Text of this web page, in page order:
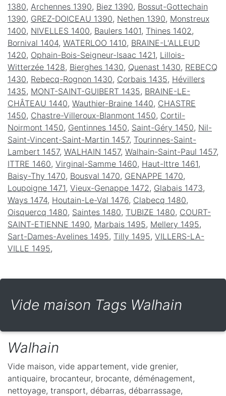
1380, Archennes 1390, Biez 1390, Bossut-Gottechain
1390, GREZ-DOICEAU 1390, Nethen 1390, Monstreux
1400, NIVELLES 1400, Baulers 1401, Thines 1402 ,
Bornival 1404, WATERLOO 1410, BRAINE-L'ALLEUD
1420, Ophain-Bois-Seigneur-Isaac 1421, Lillois-
Witterzée 1428, Bierghes 1430, Quenast 1430, REBECQ
1430, Rebecq-Rognon 1430, Corbais 1435, Hévillers
1435, MONT-SAINT-GUIBERT 1435, BRAINE-LE-
CHÂTEAU 1440, Wauthier-Braine 1440, CHASTRE
1450, Chastre-Villeroux-Blanmont 1450, Cortil-
Noirmont 1450, Gentinnes 1450, Saint-Géry 1450, Nil-
Saint-Vincent-Saint-Martin 1457, Tourinnes-Saint-
Lambert 1457, WALHAIN 1457, Walhain-Saint-Paul 1457,
ITTRE 1460, Virginal-Samme 1460, Haut-Ittre 1461,
Baisy-Thy 1470, Bousval 1470, GENAPPE 1470,
Loupoigne 1471, Vieux-Genappe 1472 , Glabais 1473,
Ways 1474, Houtain-Le-Val 1476, Clabecq 1480,
Oisquercq 1480, Saintes 1480, TUBIZE 1480, COURT-
SAINT-ETIENNE 1490, Marbais 1495, Mellery 1495,
Sart-Dames-Avelines 1495, Tilly 1495, VILLERS-LA-
VILLE 1495,
Vide maison Tags Walhain
Walhain
Vide maison, vide appartement, vide grenier,
antiquaire, brocanteur, brocante, déménagement,
nettoyage, transport, débarras, débarrassage,